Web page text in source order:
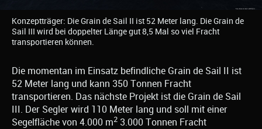
Konzeptträger: Die Grain de Sail II ist 52 Meter lang. Die Grain de
Sail III wird bei doppelter Länge gut 8,5 Mal so viel Fracht
transportieren können.
Die momentan im Einsatz befindliche Grain de Sail II ist
52 Meter lang und kann 350 Tonnen Fracht
transportieren. Das nächste Projekt ist die Grain de Sail
III. Der Segler wird 110 Meter lang und soll mit einer
Segelfläche von 4.000 m2 3.000 Tonnen Fracht